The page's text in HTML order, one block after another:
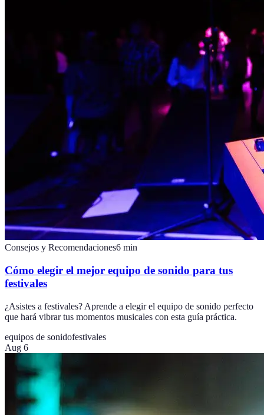
Consejos y Recomendaciones6 min
Cómo elegir el mejor equipo de sonido para tus
festivales
¿Asistes a festivales? Aprende a elegir el equipo de sonido perfecto
que hará vibrar tus momentos musicales con esta guía práctica.
equipos de sonidofestivales
Aug 6